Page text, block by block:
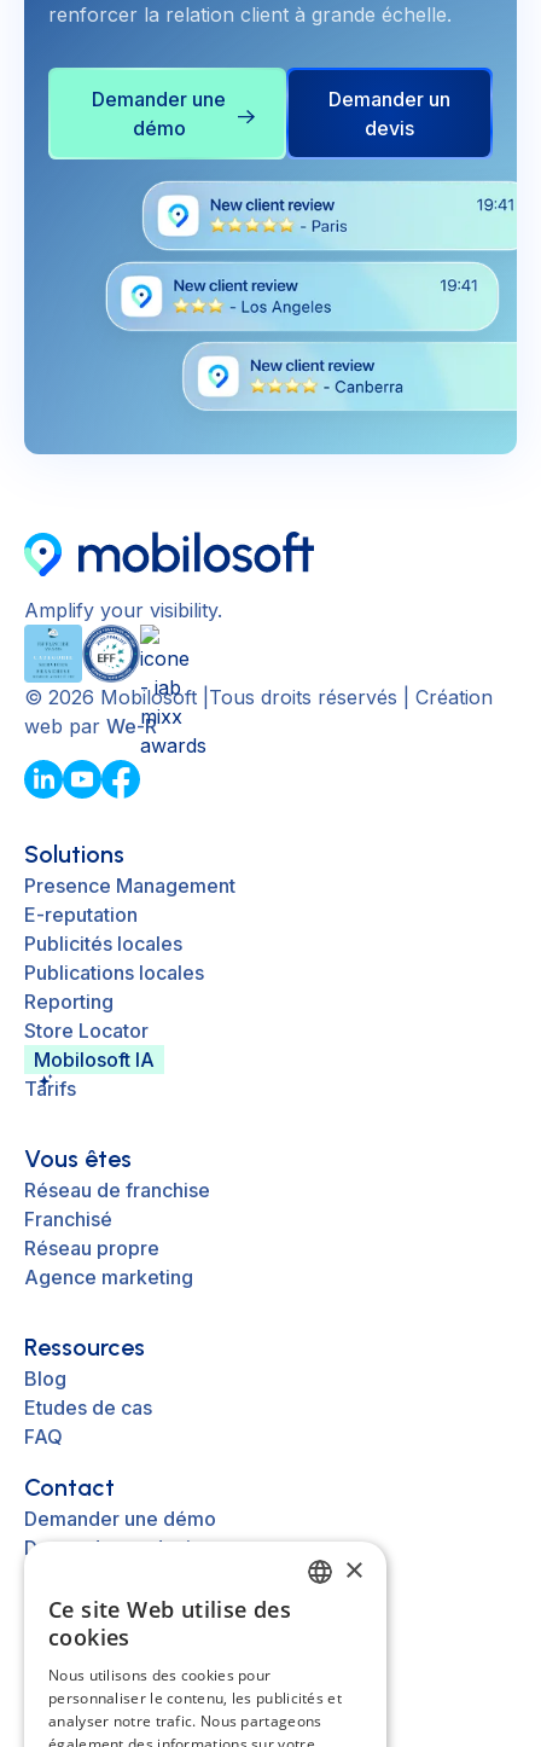
renforcer la relation client à grande échelle.
Demander une
démo
Demander un
devis
Amplify your visibility.
© 2026 Mobilosoft |Tous droits réservés | Création
web par We-R
Solutions
Presence Management
E-reputation
Publicités locales
Publications locales
Reporting
Store Locator
Mobilosoft IA
Tarifs
Vous êtes
Réseau de franchise
Franchisé
Réseau propre
Agence marketing
Ressources
Blog
Etudes de cas
FAQ
Contact
Demander une démo
Demander un devis
Autre
A propos
Mentions légales
Cookies
ES
×
Ce site Web utilise des
cookies
Nous utilisons des cookies pour
personnaliser le contenu, les publicités et
analyser notre trafic. Nous partageons